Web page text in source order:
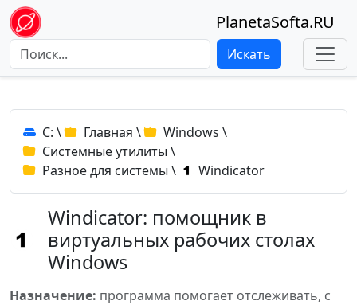
PlanetaSofta.RU
Искать
C: \ Главная \ Windows \
Системные утилиты \
Разное для системы \ Windicator
Windicator: помощник в
виртуальных рабочих столах
Windows
Назначение: программа помогает отслеживать, с